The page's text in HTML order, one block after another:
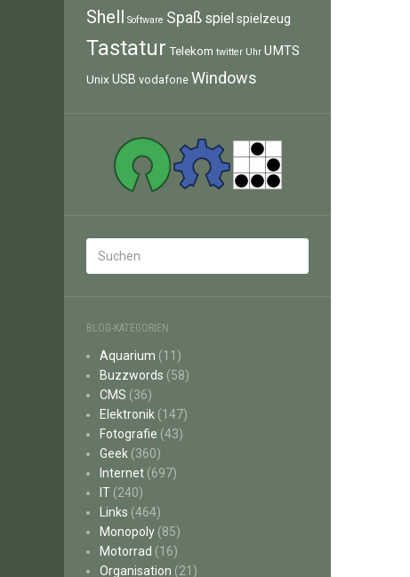
Shell Software Spaß spiel spielzeug
Tastatur Telekom twitter Uhr UMTS
Unix USB vodafone Windows
BLOG-KATEGORIEN
Aquarium (11)
Buzzwords (58)
CMS (36)
Elektronik (147)
Fotografie (43)
Geek (360)
Internet (697)
IT (240)
Links (464)
Monopoly (85)
Motorrad (16)
Organisation (21)